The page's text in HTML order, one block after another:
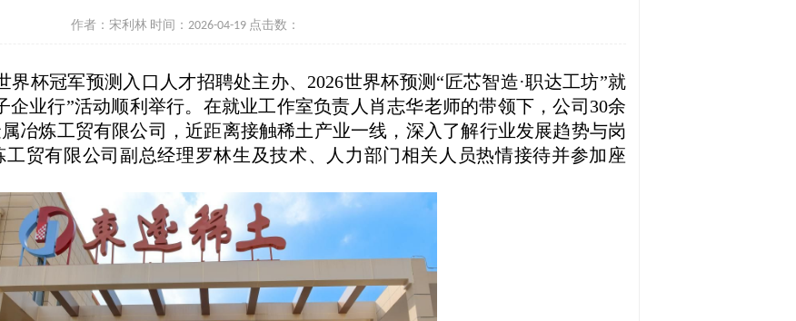
作者：宋利林 时间：2026-04-19 点击数：
界杯冠军预测入口人才招聘处主办、2026世界杯预测“匠芯智造·职达工坊”就
企业行”活动顺利举行。在就业工作室负责人肖志华老师的带领下，公司 30余
冶炼工贸有限公司，近距离接触稀土产业一线，深入了解行业发展趋势与岗
贸有限公司副总经理罗林生及技术、人力部门相关人员热情接待并参加座